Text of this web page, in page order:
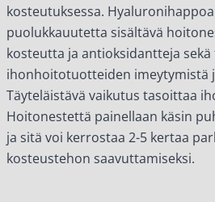
kosteutuksessa.
puolukkauutetta sisältävä
kosteutta ja antioksidantteja
ihonhoitotuotteiden imeytymistä
Täyteläistävä vaikutus tasoittaa
Hoitonestettä painellaan käsin
ja sitä voi kerrostaa 2-5 kertaa
kosteustehon saavuttamiseksi.